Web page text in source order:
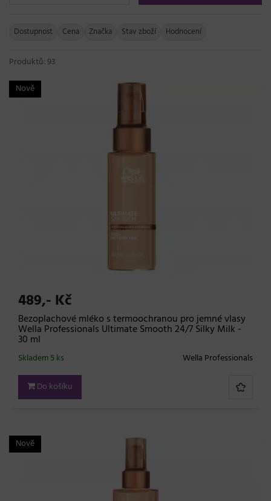
Dostupnost Cena Značka Stav zboží Hodnocení
Produktů: 93
Nově
489,- Kč
Bezoplachové mléko s termoochranou pro jemné vlasy
Wella Professionals Ultimate Smooth 24/7 Silky Milk -
30 ml
Wella Professionals
Skladem 5 ks
Do košíku
Nově